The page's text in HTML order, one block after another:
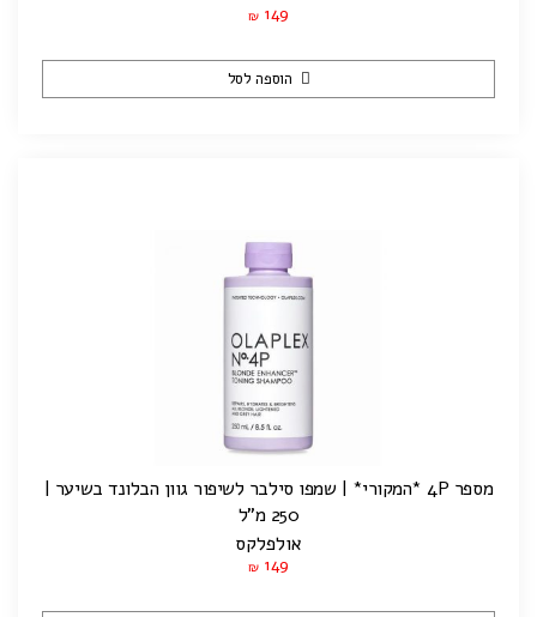
₪ 149
הוספה לסל
מספר 4P *המקורי* | שמפו סילבר לשיפור גוון הבלונד בשיער |
250 מ"ל
אולפלקס
₪ 149